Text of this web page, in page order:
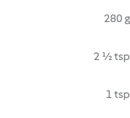
280 g
2 ½ tsp
1 tsp